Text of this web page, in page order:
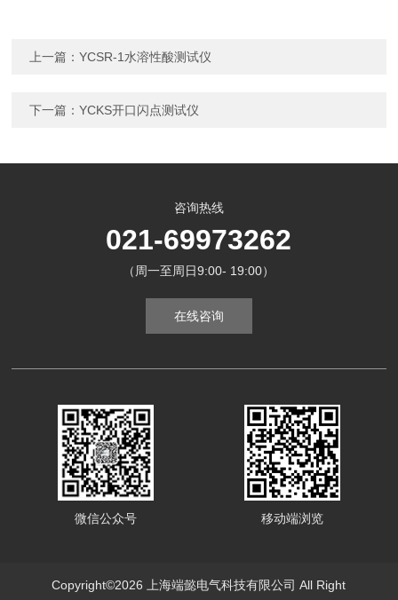
上一篇：YCSR-1水溶性酸测试仪
下一篇：YCKS开口闪点测试仪
咨询热线
021-69973262
（周一至周日9:00- 19:00）
在线咨询
微信公众号 移动端浏览
Copyright©2026 上海端懿电气科技有限公司 All Right